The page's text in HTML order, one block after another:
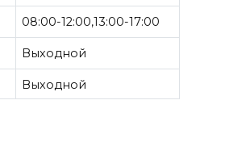
08:00-12:00,13:00-17:00
Выходной
Выходной